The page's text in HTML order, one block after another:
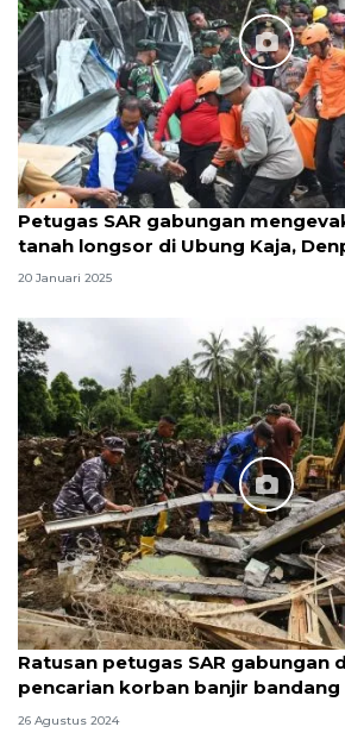
Petugas SAR gabungan
tanah longsor di Ubung Kaja,
20 Januari 2025
Ratusan petugas SAR gabungan
pencarian korban banjir
26 Agustus 2024